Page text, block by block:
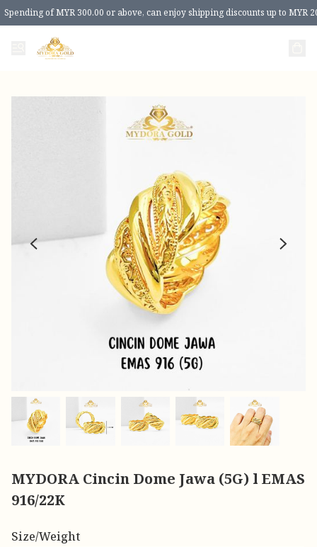
Spending of MYR 300.00 or above, can enjoy shipping discounts up to MYR
MYDORA Cincin Dome Jawa (5G) l EMAS
916/22K
Size/Weight